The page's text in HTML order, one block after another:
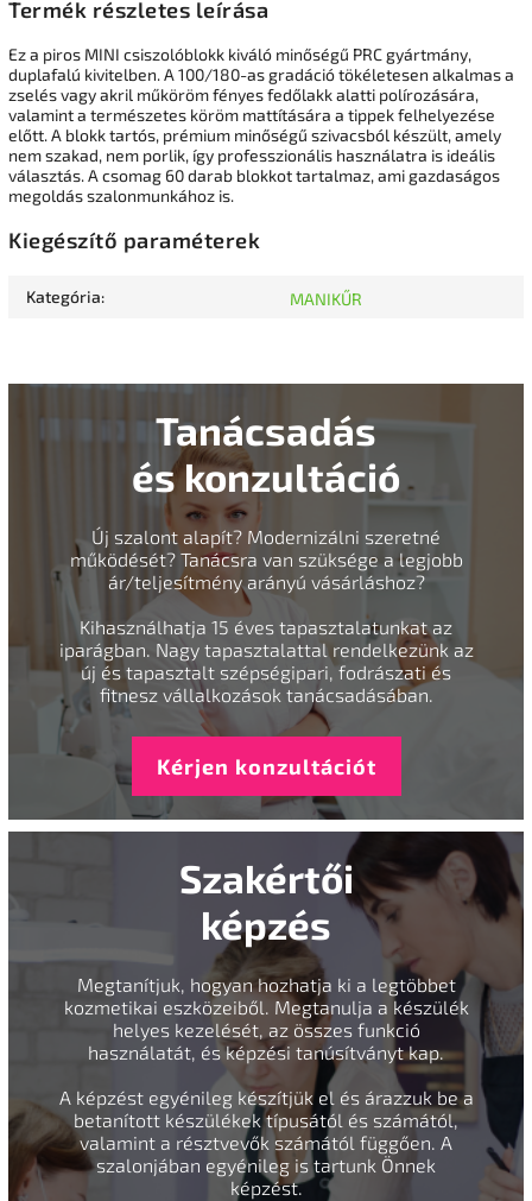
Termék részletes leírása
Ez a piros MINI csiszolóblokk kiváló minőségű PRC gyártmány,
duplafalú kivitelben. A 100/180-as gradáció tökéletesen alkalmas a
zselés vagy akril műköröm fényes fedőlakk alatti polírozására,
valamint a természetes köröm mattítására a tippek felhelyezése
előtt. A blokk tartós, prémium minőségű szivacsból készült, amely
nem szakad, nem porlik, így professzionális használatra is ideális
választás. A csomag 60 darab blokkot tartalmaz, ami gazdaságos
megoldás szalonmunkához is.
Kiegészítő paraméterek
Kategória: MANIKŰR
Tanácsadás
és konzultáció
Új szalont alapít? Modernizálni szeretné
működését? Tanácsra van szüksége a legjobb
ár/teljesítmény arányú vásárláshoz?
Kihasználhatja 15 éves tapasztalatunkat az
iparágban. Nagy tapasztalattal rendelkezünk az
új és tapasztalt szépségipari, fodrászati és
fitnesz vállalkozások tanácsadásában.
Kérjen konzultációt
Szakértői
képzés
Megtanítjuk, hogyan hozhatja ki a legtöbbet
kozmetikai eszközeiből. Megtanulja a készülék
helyes kezelését, az összes funkció
használatát, és képzési tanúsítványt kap.
A képzést egyénileg készítjük el és árazzuk be a
betanított készülékek típusától és számától,
valamint a résztvevők számától függően. A
szalonjában egyénileg is tartunk Önnek
képzést.